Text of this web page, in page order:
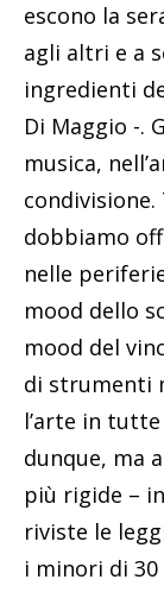
escono la
agli altri e a
ingredienti
Di Maggio -.
musica,
dobbiamo
nelle
mood dello
mood del
di strumenti
l’arte in
dunque, ma
più rigide –
riviste le
i minori di 30